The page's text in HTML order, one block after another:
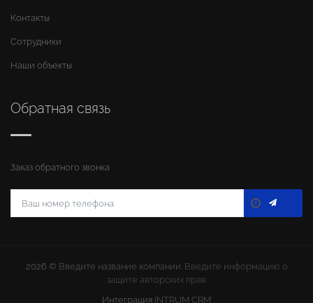
Контакты
Сотрудники
Наши объекты
Обратная связь
Заказ обратного звонка
2026 © Введите название компании. Введите информацию о
защите авторских прав
Интеграция INTRUM CRM